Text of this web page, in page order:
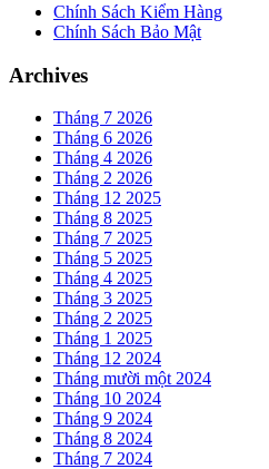
Chính Sách Kiểm Hàng
Chính Sách Bảo Mật
Archives
Tháng 7 2026
Tháng 6 2026
Tháng 4 2026
Tháng 2 2026
Tháng 12 2025
Tháng 8 2025
Tháng 7 2025
Tháng 5 2025
Tháng 4 2025
Tháng 3 2025
Tháng 2 2025
Tháng 1 2025
Tháng 12 2024
Tháng mười một 2024
Tháng 10 2024
Tháng 9 2024
Tháng 8 2024
Tháng 7 2024